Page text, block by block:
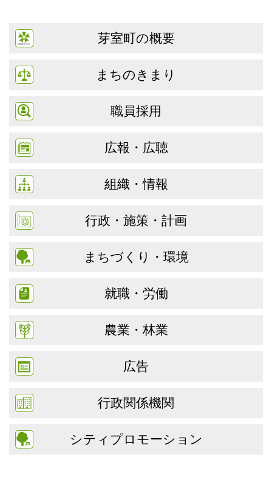
芽室町の概要
まちのきまり
職員採用
広報・広聴
組織・情報
行政・施策・計画
まちづくり・環境
就職・労働
農業・林業
広告
行政関係機関
シティプロモーション